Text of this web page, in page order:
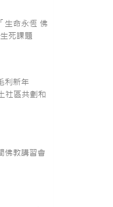
生命永恆 佛
死課題
利新年
社區共劃和
佛教講習會